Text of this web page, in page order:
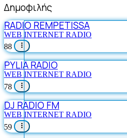
Δημοφιλής
RADIO REMPETISSA
WEB INTERNET RADIO
88
PYLIA RADIO
WEB INTERNET RADIO
78
DJ RADIO FM
WEB INTERNET RADIO
59